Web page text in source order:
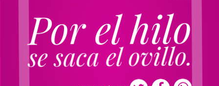
Por el hilo
se saca el ovillo.